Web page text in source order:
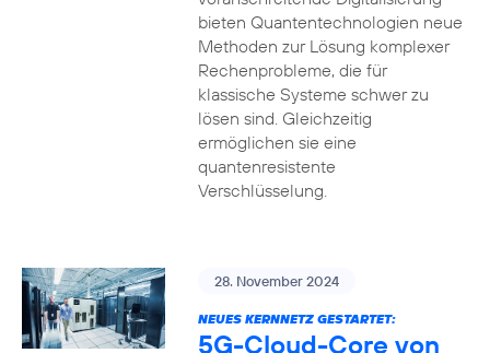
bieten Quantentechnologien neue
Methoden zur Lösung komplexer
Rechenprobleme, die für
klassische Systeme schwer zu
lösen sind. Gleichzeitig
ermöglichen sie eine
quantenresistente
Verschlüsselung.
28. November 2024
NEUES KERNNETZ GESTARTET:
5G-Cloud-Core von